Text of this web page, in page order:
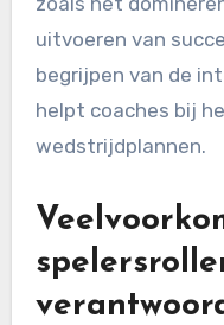
uitvoeren van
begrijpen van de
helpt coaches bij
wedstrijdplannen.